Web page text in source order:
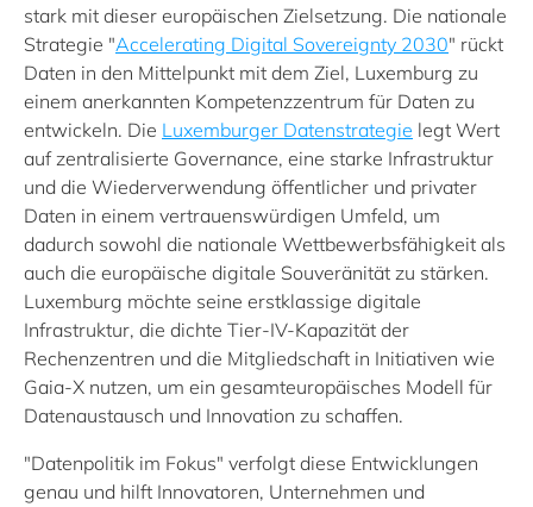
stark mit dieser europäischen Zielsetzung. Die nationale
Strategie "Accelerating Digital Sovereignty 2030" rückt
Daten in den Mittelpunkt mit dem Ziel, Luxemburg zu
einem anerkannten Kompetenzzentrum für Daten zu
entwickeln. Die Luxemburger Datenstrategie legt Wert
auf zentralisierte Governance, eine starke Infrastruktur
und die Wiederverwendung öffentlicher und privater
Daten in einem vertrauenswürdigen Umfeld, um
dadurch sowohl die nationale Wettbewerbsfähigkeit als
auch die europäische digitale Souveränität zu stärken.
Luxemburg möchte seine erstklassige digitale
Infrastruktur, die dichte Tier-IV-Kapazität der
Rechenzentren und die Mitgliedschaft in Initiativen wie
Gaia-X nutzen, um ein gesamteuropäisches Modell für
Datenaustausch und Innovation zu schaffen.
"Datenpolitik im Fokus" verfolgt diese Entwicklungen
genau und hilft Innovatoren, Unternehmen und